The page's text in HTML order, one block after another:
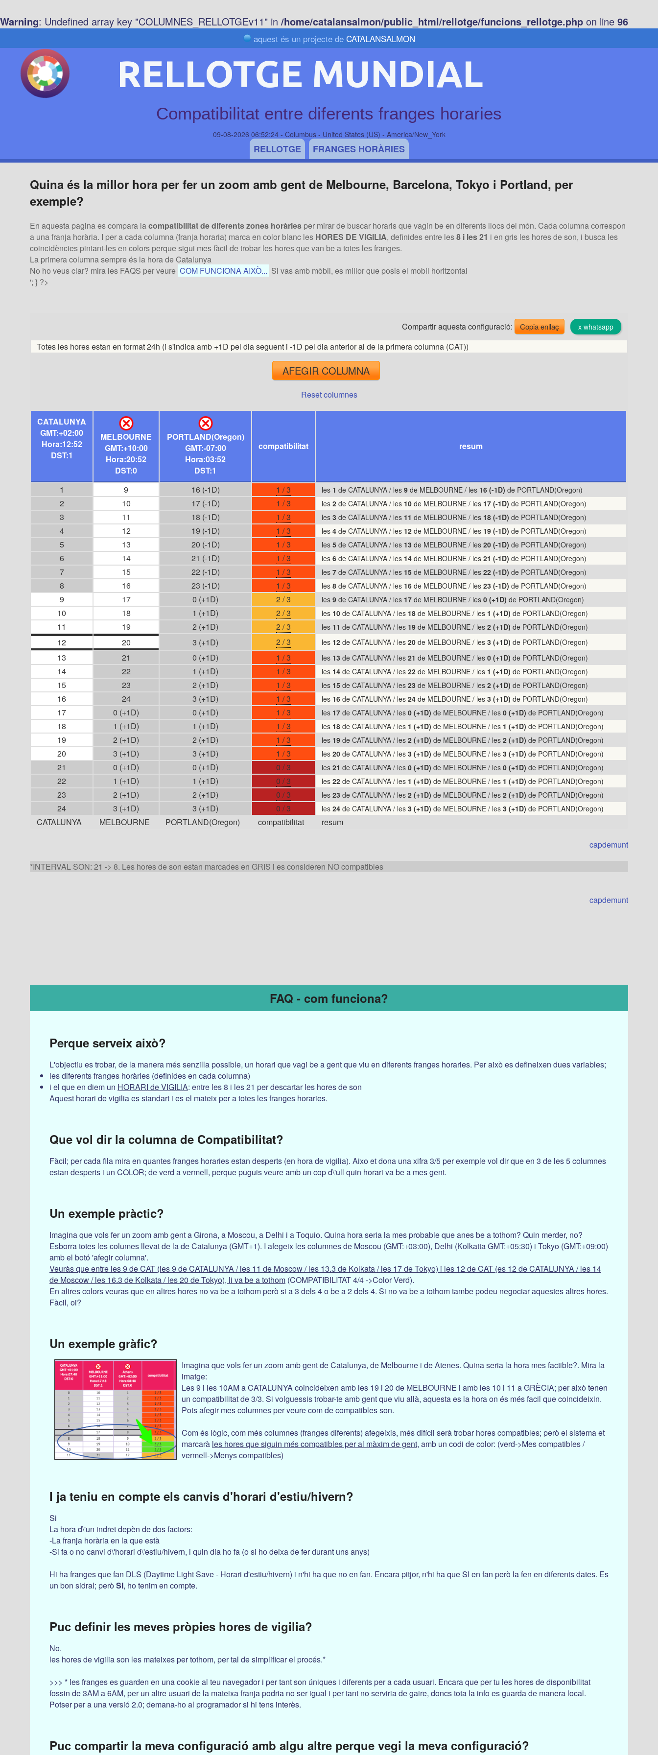
Warning: Undefined array key "COLUMNES_RELLOTGEv11" in /home/catalansalmon/public_html/rellotge/funcions_rellotge.php on line 96
aquest és un projecte de CATALANSALMON
RELLOTGE MUNDIAL
Compatibilitat entre diferents franges horaries
09-08-2026 06:52:24 - Columbus - United States (US) - America/New_York
RELLOTGE FRANGES HORÀRIES
Quina és la millor hora per fer un zoom amb gent de Melbourne, Barcelona, Tokyo i Portland, per
exemple?
En aquesta pagina es compara lacompatibilitat de diferents zones horàries per mirar de buscar horaris que vagin be en diferents llocs del món. Cada columna correspon
a una franja horària. I per a cada columna (franja horaria) marca en color blanc les HORES DE VIGILIA, definides entre les8 i les 21 i en gris les hores de son, i busca les
coincidències pintant-les en colors perque sigui mes fàcil de trobar les hores que van be a totes les franges.
La primera columna sempre és la hora de Catalunya
No ho veus clar? mira les FAQS per veure COM FUNCIONA AIXÒ... Si vas amb mòbil, es millor que posis el mobil horitzontal
'; } ?>
Compartir aquesta configuració: Copia enllaç x whatsapp
Totes les hores estan en format 24h (i s'indica amb +1D pel dia seguent i -1D pel dia anterior al de la primera columna (CAT))
AFEGIR COLUMNA
Reset columnes
CATALUNYA
GMT:+02:00
Hora:12:52
DST:1
MELBOURNE
GMT:+10:00
Hora:20:52
DST:0
PORTLAND(Oregon)
GMT:-07:00
Hora:03:52
DST:1
compatibilitat resum
1 9 16 (-1D) 1 / 3 les 1 de CATALUNYA / les 9 de MELBOURNE / les 16 (-1D) de PORTLAND(Oregon)
2 10 17 (-1D) 1 / 3 les 2 de CATALUNYA / les 10 de MELBOURNE / les 17 (-1D) de PORTLAND(Oregon)
3 11 18 (-1D) 1 / 3 les 3 de CATALUNYA / les 11 de MELBOURNE / les 18 (-1D) de PORTLAND(Oregon)
4 12 19 (-1D) 1 / 3 les 4 de CATALUNYA / les 12 de MELBOURNE / les 19 (-1D) de PORTLAND(Oregon)
5 13 20 (-1D) 1 / 3 les 5 de CATALUNYA / les 13 de MELBOURNE / les 20 (-1D) de PORTLAND(Oregon)
6 14 21 (-1D) 1 / 3 les 6 de CATALUNYA / les 14 de MELBOURNE / les 21 (-1D) de PORTLAND(Oregon)
7 15 22 (-1D) 1 / 3 les 7 de CATALUNYA / les 15 de MELBOURNE / les 22 (-1D) de PORTLAND(Oregon)
8 16 23 (-1D) 1 / 3 les 8 de CATALUNYA / les 16 de MELBOURNE / les 23 (-1D) de PORTLAND(Oregon)
9 17 0 (+1D) 2 / 3 les 9 de CATALUNYA / les 17 de MELBOURNE / les 0 (+1D) de PORTLAND(Oregon)
10 18 1 (+1D) 2 / 3 les 10 de CATALUNYA / les 18 de MELBOURNE / les 1 (+1D) de PORTLAND(Oregon)
11 19 2 (+1D) 2 / 3 les 11 de CATALUNYA / les 19 de MELBOURNE / les 2 (+1D) de PORTLAND(Oregon)
12 20 3 (+1D) 2 / 3 les 12 de CATALUNYA / les 20 de MELBOURNE / les 3 (+1D) de PORTLAND(Oregon)
13 21 0 (+1D) 1 / 3 les 13 de CATALUNYA / les 21 de MELBOURNE / les 0 (+1D) de PORTLAND(Oregon)
14 22 1 (+1D) 1 / 3 les 14 de CATALUNYA / les 22 de MELBOURNE / les 1 (+1D) de PORTLAND(Oregon)
15 23 2 (+1D) 1 / 3 les 15 de CATALUNYA / les 23 de MELBOURNE / les 2 (+1D) de PORTLAND(Oregon)
16 24 3 (+1D) 1 / 3 les 16 de CATALUNYA / les 24 de MELBOURNE / les 3 (+1D) de PORTLAND(Oregon)
17 0 (+1D) 0 (+1D) 1 / 3 les 17 de CATALUNYA / les 0 (+1D) de MELBOURNE / les 0 (+1D) de PORTLAND(Oregon)
18 1 (+1D) 1 (+1D) 1 / 3 les 18 de CATALUNYA / les 1 (+1D) de MELBOURNE / les 1 (+1D) de PORTLAND(Oregon)
19 2 (+1D) 2 (+1D) 1 / 3 les 19 de CATALUNYA / les 2 (+1D) de MELBOURNE / les 2 (+1D) de PORTLAND(Oregon)
20 3 (+1D) 3 (+1D) 1 / 3 les 20 de CATALUNYA / les 3 (+1D) de MELBOURNE / les 3 (+1D) de PORTLAND(Oregon)
21 0 (+1D) 0 (+1D) 0 / 3 les 21 de CATALUNYA / les 0 (+1D) de MELBOURNE / les 0 (+1D) de PORTLAND(Oregon)
22 1 (+1D) 1 (+1D) 0 / 3 les 22 de CATALUNYA / les 1 (+1D) de MELBOURNE / les 1 (+1D) de PORTLAND(Oregon)
23 2 (+1D) 2 (+1D) 0 / 3 les 23 de CATALUNYA / les 2 (+1D) de MELBOURNE / les 2 (+1D) de PORTLAND(Oregon)
24 3 (+1D) 3 (+1D) 0 / 3 les 24 de CATALUNYA / les 3 (+1D) de MELBOURNE / les 3 (+1D) de PORTLAND(Oregon)
CATALUNYA MELBOURNE PORTLAND(Oregon) compatibilitat
resum
capdemunt
*INTERVAL SON: 21 -> 8. Les hores de son estan marcades en GRIS i es consideren NO compatibles
capdemunt
FAQ - com funciona?
Perque serveix això?
L'objectiu es trobar, de la manera més senzilla possible, un horari que vagi be a gent que viu en diferents franges horaries. Per això es defineixen dues variables;
les diferents franges horàries (definides en cada columna)
i el que en diem un HORARI de VIGILIA: entre les 8 i les 21 per descartar les hores de son
Aquest horari de vigilia es standart i es el mateix per a totes les franges horaries.
Que vol dir la columna de Compatibilitat?
Fàcil; per cada fila mira en quantes franges horaries estan desperts (en hora de vigilia). Aixo et dona una xifra 3/5 per exemple vol dir que en 3 de les 5 columnes
estan desperts i un COLOR; de verd a vermell, perque puguis veure amb un cop d\'ull quin horari va be a mes gent.
Un exemple pràctic?
Imagina que vols fer un zoom amb gent a Girona, a Moscou, a Delhi i a Toquio. Quina hora seria la mes probable que anes be a tothom? Quin merder, no?
Esborra totes les columes llevat de la de Catalunya (GMT+1). I afegeix les columnes de Moscou (GMT:+03:00), Delhi (Kolkatta GMT:+05:30) i Tokyo (GMT:+09:00)
amb el botó 'afegir columna'.
Veuràs que entre les 9 de CAT (les 9 de CATALUNYA / les 11 de Moscow / les 13.3 de Kolkata / les 17 de Tokyo) i les 12 de CAT (es 12 de CATALUNYA / les 14
de Moscow / les 16.3 de Kolkata / les 20 de Tokyo), li va be a tothom (COMPATIBILITAT 4/4 ->Color Verd).
En altres colors veuras que en altres hores no va be a tothom però si a 3 dels 4 o be a 2 dels 4. Si no va be a tothom tambe podeu negociar aquestes altres hores.
Fàcil, oi?
Un exemple gràfic?
Imagina que vols fer un zoom amb gent de Catalunya, de Melbourne i de Atenes. Quina seria la hora mes factible?. Mira la
imatge:
Les 9 i les 10AM a CATALUNYA coincideixen amb les 19 i 20 de MELBOURNE i amb les 10 i 11 a GRÈCIA; per això tenen
un compatibilitat de 3/3. Si volguessis trobar-te amb gent que viu allà, aquesta es la hora on és més facil que coincideixin.
Pots afegir mes columnes per veure com de compatibles son.
Com és lògic, com més columnes (franges diferents) afegeixis, més difícil serà trobar hores compatibles; però el sistema et
marcarà les hores que siguin més compatibles per al màxim de gent, amb un codi de color: (verd->Mes compatibles /
vermell->Menys compatibles)
I ja teniu en compte els canvis d'horari d'estiu/hivern?
Si
La hora d\'un indret depèn de dos factors:
-La franja horària en la que està
-Si fa o no canvi d\'horari d\'estiu/hivern, i quin dia ho fa (o si ho deixa de fer durant uns anys)
Hi ha franges que fan DLS (Daytime Light Save - Horari d'estiu/hivern) i n'hi ha que no en fan. Encara pitjor, n'hi ha que SI en fan però la fen en diferents dates. Es
un bon sidral; peròSI, ho tenim en compte.
Puc definir les meves pròpies hores de vigilia?
No.
les hores de vigilia son les mateixes per tothom, per tal de simplificar el procés.*
>>> * les franges es guarden en una cookie al teu navegador i per tant son úniques i diferents per a cada usuari. Encara que per tu les hores de disponibilitat
fossin de 3AM a 6AM, per un altre usuari de la mateixa franja podria no ser igual i per tant no serviria de gaire, doncs tota la info es guarda de manera local.
Potser per a una versió 2.0; demana-ho al programador si hi tens interès.
Puc compartir la meva configuració amb algu altre perque vegi la meva configuració?